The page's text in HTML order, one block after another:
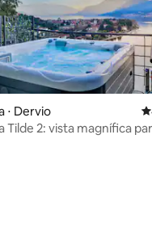
média de 5, 289
⋅ Dervio
Tilde 2: vista magnífica